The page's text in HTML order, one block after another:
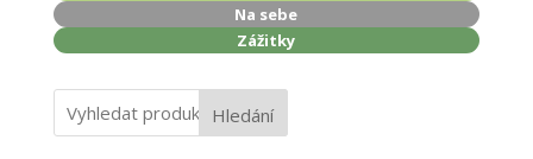
Na sebe
Zážitky
Hledání